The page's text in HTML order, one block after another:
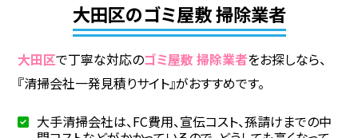
大田区のゴミ屋敷 掃除業者
大田区で丁寧な対応のゴミ屋敷 掃除業者をお探しなら、
『清掃会社一発見積りサイト』がおすすめです。
大手清掃会社は、FC費用、宣伝コスト、孫請けまでの中